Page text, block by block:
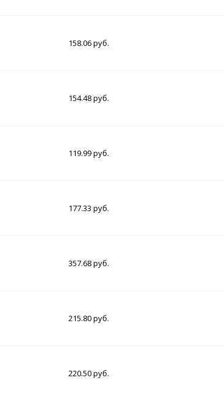
158.06 руб.
154.48 руб.
119.99 руб.
177.33 руб.
357.68 руб.
215.80 руб.
220.50 руб.